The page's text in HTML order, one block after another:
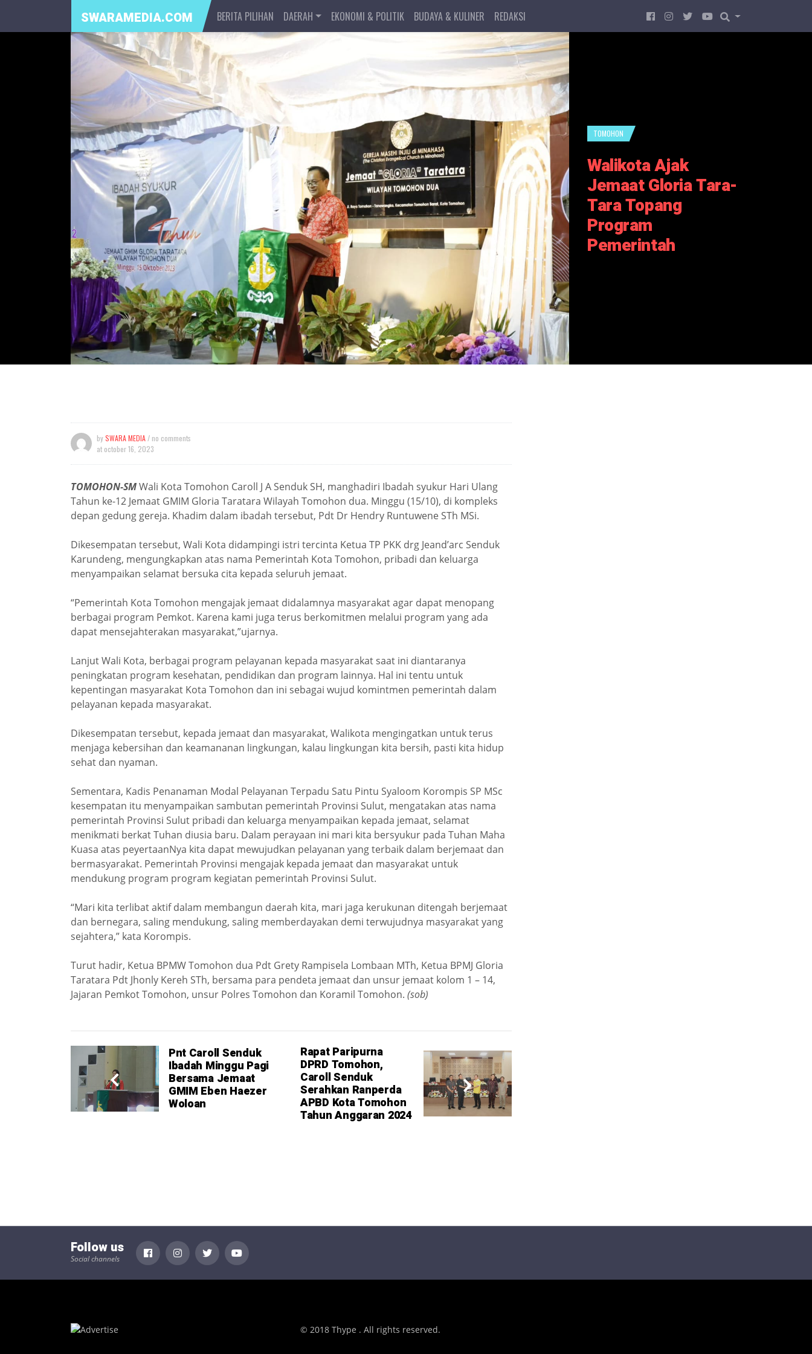
SWARAMEDIA.COM BERITA PILIHAN DAERAH EKONOMI & POLITIK BUDAYA & KULINER REDAKSI
TOMOHON
Walikota Ajak
Jemaat Gloria Tara-
Tara Topang
Program
Pemerintah
bySWARA MEDIA / no comments
at october 16, 2023
TOMOHON-SMWali Kota Tomohon Caroll J A Senduk SH, manghadiri Ibadah syukur Hari Ulang
Tahun ke-12 Jemaat GMIM Gloria Taratara Wilayah Tomohon dua. Minggu (15/10), di kompleks
depan gedung gereja. Khadim dalam ibadah tersebut, Pdt Dr Hendry Runtuwene STh MSi.
Dikesempatan tersebut, Wali Kota didampingi istri tercinta Ketua TP PKK drg Jeand’arc Senduk
Karundeng, mengungkapkan atas nama Pemerintah Kota Tomohon, pribadi dan keluarga
menyampaikan selamat bersuka cita kepada seluruh jemaat.
“Pemerintah Kota Tomohon mengajak jemaat didalamnya masyarakat agar dapat menopang
berbagai program Pemkot. Karena kami juga terus berkomitmen melalui program yang ada
dapat mensejahterakan masyarakat,”ujarnya.
Lanjut Wali Kota, berbagai program pelayanan kepada masyarakat saat ini diantaranya
peningkatan program kesehatan, pendidikan dan program lainnya. Hal ini tentu untuk
kepentingan masyarakat Kota Tomohon dan ini sebagai wujud komintmen pemerintah dalam
pelayanan kepada masyarakat.
Dikesempatan tersebut, kepada jemaat dan masyarakat, Walikota mengingatkan untuk terus
menjaga kebersihan dan keamananan lingkungan, kalau lingkungan kita bersih, pasti kita hidup
sehat dan nyaman.
Sementara, Kadis Penanaman Modal Pelayanan Terpadu Satu Pintu Syaloom Korompis SP MSc
kesempatan itu menyampaikan sambutan pemerintah Provinsi Sulut, mengatakan atas nama
pemerintah Provinsi Sulut pribadi dan keluarga menyampaikan kepada jemaat, selamat
menikmati berkat Tuhan diusia baru. Dalam perayaan ini mari kita bersyukur pada Tuhan Maha
Kuasa atas peyertaanNya kita dapat mewujudkan pelayanan yang terbaik dalam berjemaat dan
bermasyarakat. Pemerintah Provinsi mengajak kepada jemaat dan masyarakat untuk
mendukung program program kegiatan pemerintah Provinsi Sulut.
“Mari kita terlibat aktif dalam membangun daerah kita, mari jaga kerukunan ditengah berjemaat
dan bernegara, saling mendukung, saling memberdayakan demi terwujudnya masyarakat yang
sejahtera,” kata Korompis.
Turut hadir, Ketua BPMW Tomohon dua Pdt Grety Rampisela Lombaan MTh, Ketua BPMJ Gloria
Taratara Pdt Jhonly Kereh STh, bersama para pendeta jemaat dan unsur jemaat kolom 1 – 14,
Jajaran Pemkot Tomohon, unsur Polres Tomohon dan Koramil Tomohon. (sob)
Pnt Caroll Senduk
Ibadah Minggu Pagi
Bersama Jemaat
GMIM Eben Haezer
Woloan
Rapat Paripurna
DPRD Tomohon,
Caroll Senduk
Serahkan Ranperda
APBD Kota Tomohon
Tahun Anggaran 2024
Follow us
Social channels
© 2018 Thype . All rights reserved.